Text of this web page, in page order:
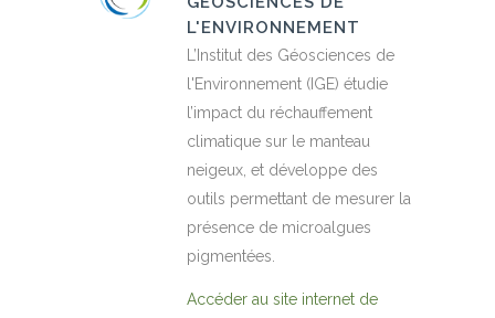
L'ENVIRONNEMENT
L’Institut des Géosciences de
l'Environnement (IGE) étudie
l’impact du réchauffement
climatique sur le manteau
neigeux, et développe des
outils permettant de mesurer la
présence de microalgues
pigmentées.
Accéder au site internet de